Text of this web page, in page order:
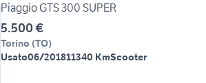
Piaggio GTS 300 SUPER
5.500 €
Torino (TO)
Usato06/201811340 KmScooter